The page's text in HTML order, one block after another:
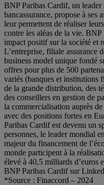
BNP Paribas Cardif, un leader
bancassurance, propose à ses
leur permettent de réaliser
contre les aléas de la vie.
impact positif sur la société et
L’entreprise, filiale assurance
business model unique fondé
offres pour plus de 500
variés (banques et institutions
de la grande distribution, des
des conseillers en gestion de
la commercialisation auprès
avec des positions fortes en
Paribas Cardif est devenu un
personnes, le leader mondial
majeur du financement de
monde participent à la
élevé à 40,5 milliards d’euros
BNP Paribas Cardif sur
*Source : Finaccord – 2024